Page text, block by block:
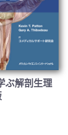
ぶ解剖生理